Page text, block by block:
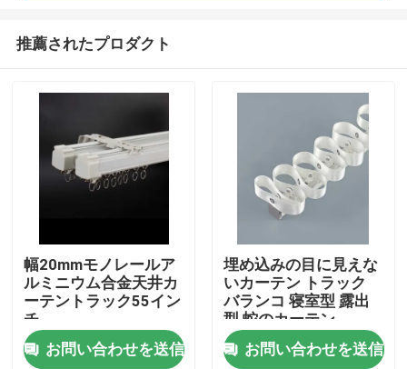
家
推薦されたプロダクト
幅20mmモノレールア
ルミニウム合金天井カ
ーテントラック55イン
チ
お問い合わせを送信
埋め込みの目に見えな
いカーテン トラック
バランコ 寝室型 露出
型 蛇のカーテン
お問い合わせを送信